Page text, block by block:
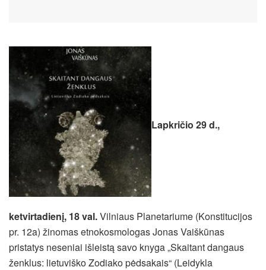
Lapkričio 29 d.,
ketvirtadienį, 18 val.Vilniaus Planetariume (Konstitucijos
pr. 12a) žinomas etnokosmologas Jonas Vaiškūnas
pristatys neseniai išleistą savo knyga „Skaitant dangaus
ženklus: lietuviško Zodiako pėdsakais“ (Leidykla